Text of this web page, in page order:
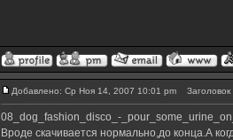
Добавлено: Ср Ноя 14, 2007 10:01 pm
08_dog_fashion_disco_-
Вроде скачивается нормально,до конца.А